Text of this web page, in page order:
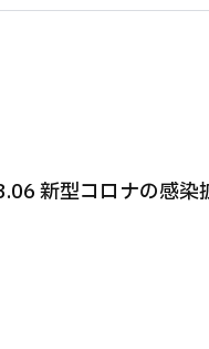
新型コロナの感染